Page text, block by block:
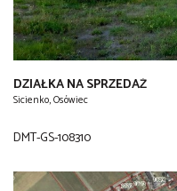
DZIAŁKA NA SPRZEDAŻ
Sicienko, Osówiec
DMT-GS-108310